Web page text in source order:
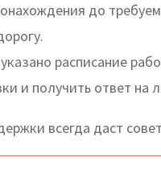
до
расписание
и получить ответ на
всегда даст